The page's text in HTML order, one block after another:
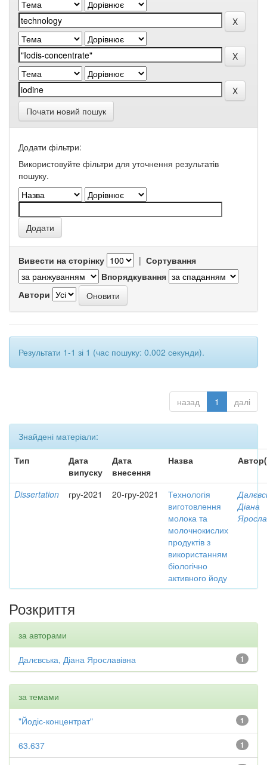
Почати новий пошук
Додати фільтри:
Використовуйте фільтри для уточнення результатів
пошуку.
Вивести на сторінку | Сортування
Впорядкування
Автори
Результати 1-1 зі 1 (час пошуку: 0.002 секунди).
назад 1 далі
Знайдені матеріали:
Тип
Дата
випуску
Дата
внесення
Назва
Dissertation гру-2021 20-гру-2021
Технологія
виготовлення
молока та
молочнокислих
продуктів з
використанням
біологічно
активного йоду
Діана
Розкриття
за авторами
1
Далєвська, Діана Ярославівна
за темами
1
"Йодіс-концентрат"
1
63.637